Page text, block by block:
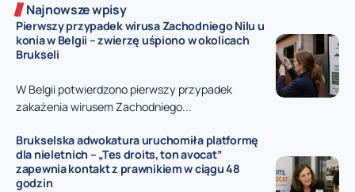
Najnowsze wpisy
Pierwszy przypadek wirusa Zachodniego Nilu u
konia w Belgii – zwierzę uśpiono w okolicach
Brukseli
W Belgii potwierdzono pierwszy przypadek
zakażenia wirusem Zachodniego...
Brukselska adwokatura uruchomiła platformę
dla nieletnich – „Tes droits, ton avocat”
zapewnia kontakt z prawnikiem w ciągu 48
godzin